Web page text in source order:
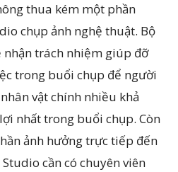
thua kém một phần
chụp ảnh nghệ thuật. Bộ
nhận trách nhiệm giúp đỡ
trong buổi chụp để người
vật chính nhiều khả
nhất trong buổi chụp. Còn
ảnh hưởng trực tiếp đến
cần có chuyên viên